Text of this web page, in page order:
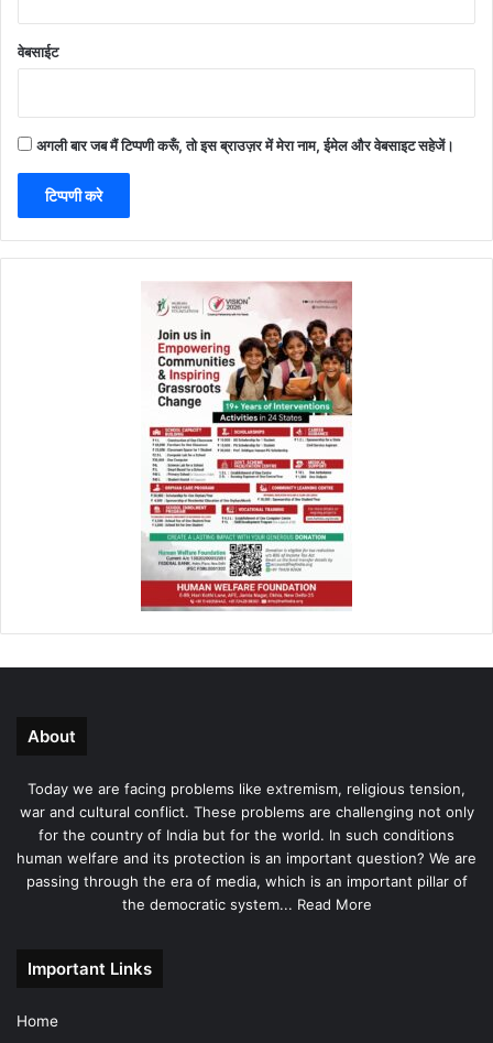
वेबसाईट
अगली बार जब मैं टिप्पणी करूँ, तो इस ब्राउज़र में मेरा नाम, ईमेल और वेबसाइट सहेजें।
About
Today we are facing problems like extremism, religious tension,
war and cultural conflict. These problems are challenging not only
for the country of India but for the world. In such conditions
human welfare and its protection is an important question? We are
passing through the era of media, which is an important pillar of
the democratic system... Read More
Important Links
Home